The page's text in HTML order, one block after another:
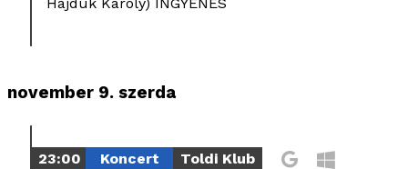
november 9. szerda
23:00 Koncert Toldi Klub